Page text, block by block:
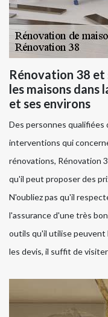
Rénovation 38
les maisons dans
et ses environs
Des personnes
interventions qui
rénovations, Rénovation
qu'il peut proposer des
N'oubliez pas qu'il
l'assurance d'une très
outils qu'il utilise peuvent
les devis, il suffit de